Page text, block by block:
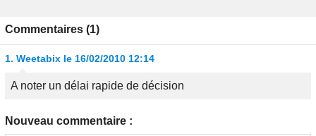
Commentaires (1)
1. Weetabix le 16/02/2010 12:14
A noter un délai rapide de décision
Nouveau commentaire :